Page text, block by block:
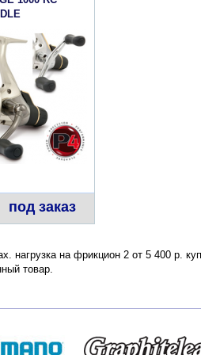
под заказ
нагрузка на фрикцион 2 от 5 400 р.
товар.